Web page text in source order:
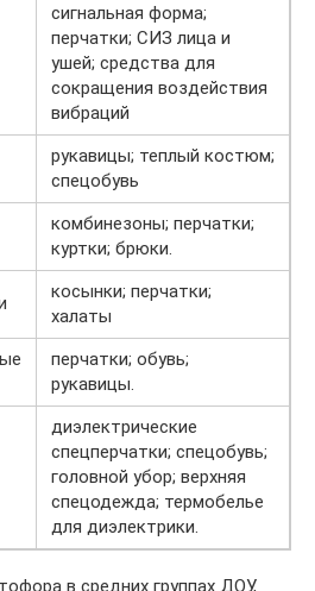
сигнальная форма;
перчатки; СИЗ лица и
ушей; средства для
сокращения воздействия
вибраций
рукавицы; теплый костюм;
спецобувь
комбинезоны; перчатки;
куртки; брюки.
косынки; перчатки;
халаты
перчатки; обувь;
рукавицы.
диэлектрические
спецперчатки; спецобувь;
головной убор; верхняя
спецодежда; термобелье
для диэлектрики.
в средних группах ДОУ,